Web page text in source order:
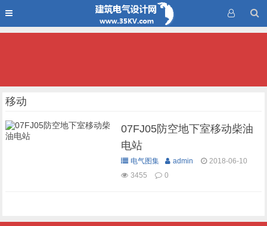
移动
07FJ05防空地下室移动柴油
电站
电气图集 admin
2018-06-10
3455
0